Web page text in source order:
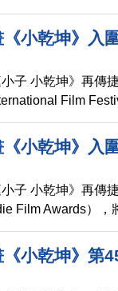
小乾坤》入
子 小乾坤》再傳
Film
小乾坤》入
子 小乾坤》再傳
Film Awards），
Award: Short
小乾坤》第